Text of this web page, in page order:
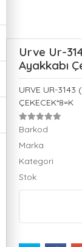
Urve Ur-
Ayakkabı
URVE UR-3143
ÇEKECEK*8=K
Barkod
Marka
Kategori
Stok